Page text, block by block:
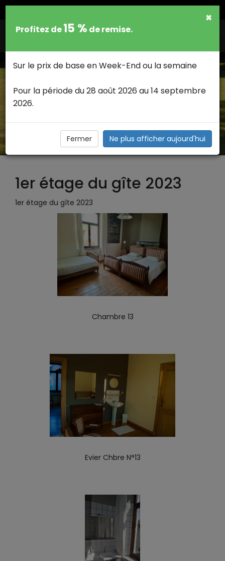
1er étage du gîte 2023
1er étage du gîte 2023
1er étage du gîte 2023
Chambre 13
Evier Chbre N°13
×
Profitez de15 % de remise.
Sur le prix de base en Week-End ou la semaine
Pour la période du 28 août 2026 au 14 septembre
2026.
Fermer Ne plus afficher aujourd'hui